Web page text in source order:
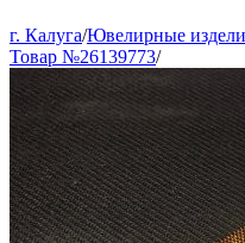
г. Калуга/Ювелирные
Товар №26139773/